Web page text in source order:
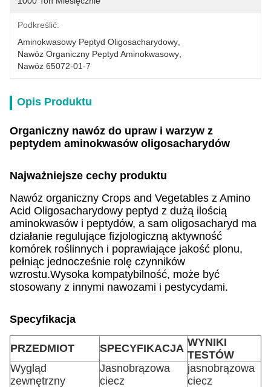
Podkreślić:
Aminokwasowy Peptyd Oligosacharydowy
Nawóz Organiczny Peptyd Aminokwasowy
Nawóz 65072-01-7
Opis Produktu
Organiczny nawóz do upraw i warzyw z
peptydem aminokwasów oligosacharydów
Najważniejsze cechy produktu
Nawóz organiczny Crops and Vegetables z Amino
Acid Oligosacharydowy peptyd z dużą ilością
aminokwasów i peptydów, a sam oligosacharyd ma
działanie regulujące fizjologiczną aktywność
komórek roślinnych i poprawiające jakość plonu,
pełniąc jednocześnie rolę czynników
wzrostu.Wysoka kompatybilność, może być
stosowany z innymi nawozami i pestycydami.
Specyfikacja
PRZEDMIOT SPECYFIKACJA WYNIKI
TESTÓW
Wygląd
zewnętrzny
Jasnobrązowa
ciecz
jasnobrązowa
ciecz